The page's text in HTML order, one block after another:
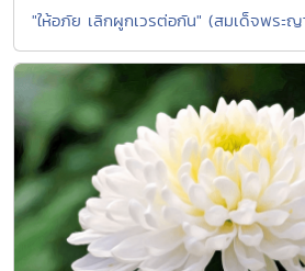
"ให้อภัย เลิกผูกเวรต่อกัน" (สมเด็จพระ